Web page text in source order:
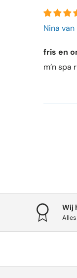
Nina van
fris en
m’n spa
Wij